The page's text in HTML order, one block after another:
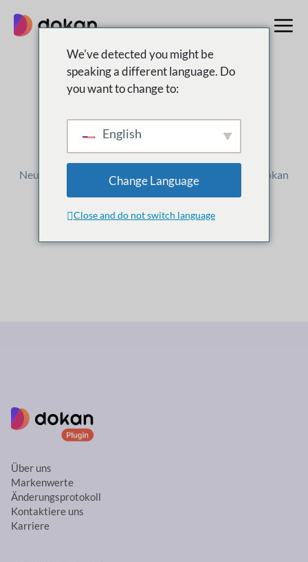
Inhalt
springen
Was ist
Neue Versionen, Verbesserungen und Updates für Dokan
Über uns
Markenwerte
Änderungsprotokoll
Kontaktiere uns
Karriere
We've detected you might be
speaking a different language. Do
you want to change to:
English
Change Language
Close and do not switch language